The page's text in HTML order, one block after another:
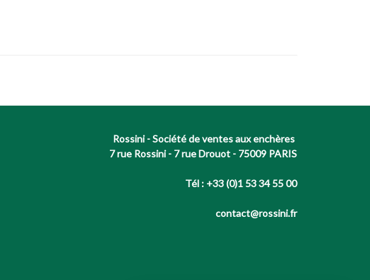
Rossini - Société de ventes aux enchères
7 rue Rossini - 7 rue Drouot - 75009 PARIS
Tél : +33 (0)1 53 34 55 00
contact@rossini.fr